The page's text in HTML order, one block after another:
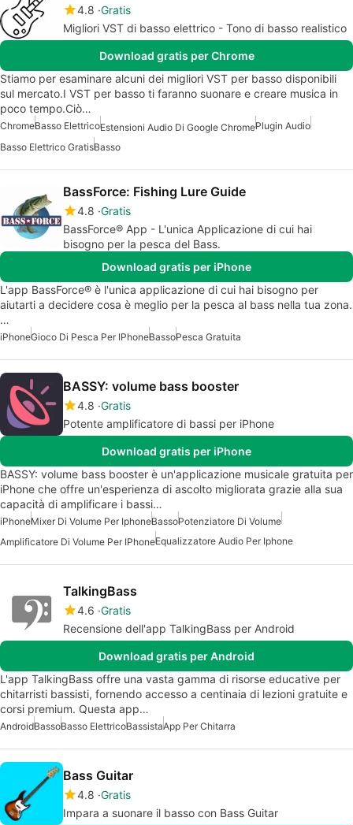
4.8 Gratis
Migliori VST di basso elettrico - Tono di basso realistico
Download gratis per Chrome
Stiamo per esaminare alcuni dei migliori VST per basso disponibili
sul mercato.I VST per basso ti faranno suonare e creare musica in
poco tempo.Ciò…
ChromeBasso ElettricoEstensioni Audio Di Google ChromePlugin Audio
Basso Elettrico GratisBasso
BassForce: Fishing Lure Guide
4.8 Gratis
BassForce® App - L'unica Applicazione di cui hai
bisogno per la pesca del Bass.
Download gratis per iPhone
L'app BassForce® è l'unica applicazione di cui hai bisogno per
aiutarti a decidere cosa è meglio per la pesca al bass nella tua zona.
…
iPhoneGioco Di Pesca Per IPhoneBassoPesca Gratuita
BASSY: volume bass booster
4.8 Gratis
Potente amplificatore di bassi per iPhone
Download gratis per iPhone
BASSY: volume bass booster è un'applicazione musicale gratuita per
iPhone che offre un'esperienza di ascolto migliorata grazie alla sua
capacità di amplificare i bassi…
iPhoneMixer Di Volume Per IphoneBassoPotenziatore Di Volume
Amplificatore Di Volume Per IPhoneEqualizzatore Audio Per Iphone
TalkingBass
4.6 Gratis
Recensione dell'app TalkingBass per Android
Download gratis per Android
L'app TalkingBass offre una vasta gamma di risorse educative per
chitarristi bassisti, fornendo accesso a centinaia di lezioni gratuite e
corsi premium. Questa app…
AndroidBassoBasso ElettricoBassistaApp Per Chitarra
Bass Guitar
4.8 Gratis
Impara a suonare il basso con Bass Guitar